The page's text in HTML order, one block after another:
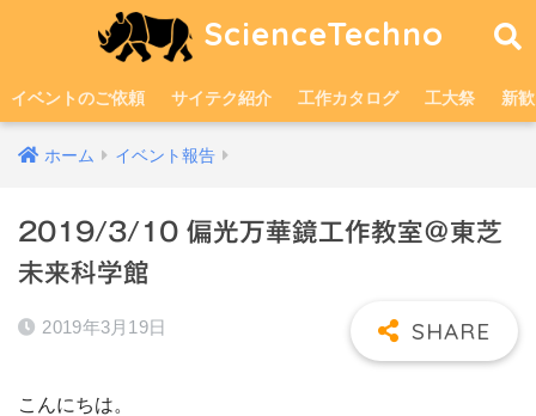
ScienceTechno
イベントのご依頼 サイテク紹介 工作カタログ 工大祭 新歓
ホーム イベント報告
2019/3/10 偏光万華鏡工作教室＠東芝
未来科学館
2019年3月19日
こんにちは。